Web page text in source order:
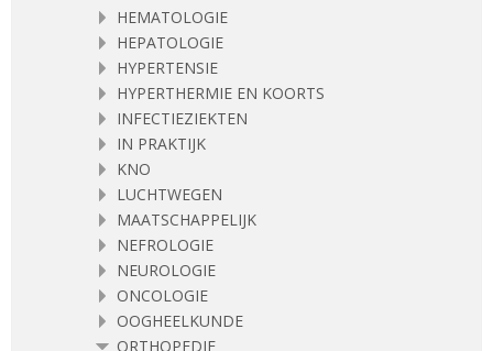
HEMATOLOGIE
HEPATOLOGIE
HYPERTENSIE
HYPERTHERMIE EN KOORTS
INFECTIEZIEKTEN
IN PRAKTIJK
KNO
LUCHTWEGEN
MAATSCHAPPELIJK
NEFROLOGIE
NEUROLOGIE
ONCOLOGIE
OOGHEELKUNDE
ORTHOPEDIE